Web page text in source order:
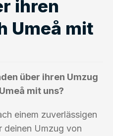
ihren
Umeå mit
über ihren Umzug
mit uns?
einem zuverlässigen
deinen Umzug von